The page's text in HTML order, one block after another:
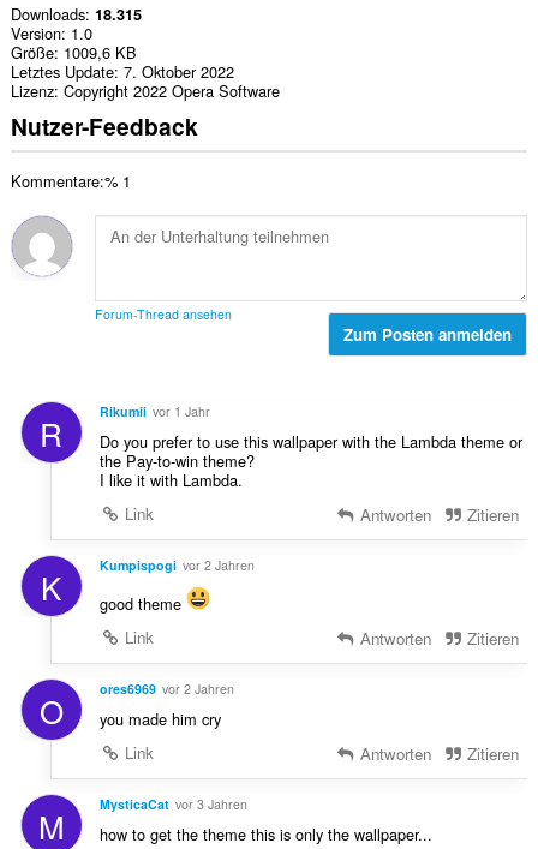
Downloads 18.315
Version 1.0
Größe 1009,6 KB
Letztes Update 7. Oktober 2022
Lizenz Copyright 2022 Opera Software
Nutzer-Feedback
Kommentare:% 1
Forum-Thread ansehen
Zum Posten anmelden
R Rikumii vor 1 Jahr
Do you prefer to use this wallpaper with the Lambda theme or
the Pay-to-win theme?
I like it with Lambda.
Link
Antworten Zitieren
K Kumpispogi vor 2 Jahren
good theme
Link
Antworten Zitieren
O ores6969 vor 2 Jahren
you made him cry
Link
Antworten Zitieren
M MysticaCat vor 3 Jahren
how to get the theme this is only the wallpaper...